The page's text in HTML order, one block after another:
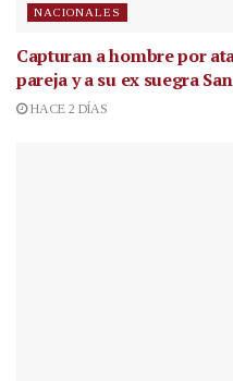
NACIONALES
Capturan a hombre por
pareja y a su ex suegra
HACE 2 DÍAS